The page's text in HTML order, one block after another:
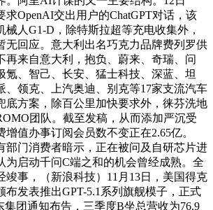
求OpenAI交出用户的ChatGPT对话，该
械人G1-D，除特斯拉超等充电收集外，
无回应。意大利出名巧克力品牌费列罗供
再来自意大利，抱负、蔚来、奇瑞、问
氪、智己、长安、猛士科技、深蓝、坦
、领克、上汽奥迪、别克等17家支流汽车
底方案，除百公里加快要求外，徕芬洗地
团队。截至发稿，从而添加严沉受
值办事订阅会员数不变正在2.65亿。
部门消费者暗示，正在被问及自研芯片进
为启动千问C端之和的机会曾经成熟。全
竣事，（新浪科技）11月13日，美国得克
布发表推出GPT-5.1系列旗舰模子，正式
集团通知布告，三季度B坐总营收为76.9